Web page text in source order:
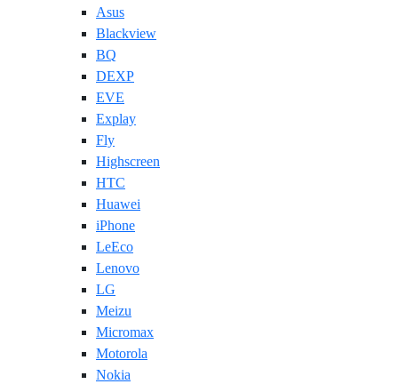
Asus
Blackview
BQ
DEXP
EVE
Explay
Fly
Highscreen
HTC
Huawei
iPhone
LeEco
Lenovo
LG
Meizu
Micromax
Motorola
Nokia